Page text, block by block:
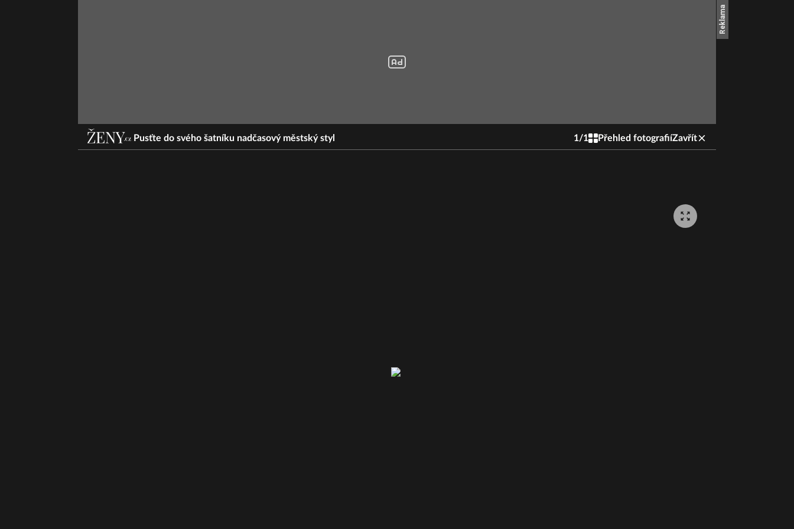
Pusťte do svého šatníku nadčasový městský styl 1/1 Přehled fotografiíZavřít